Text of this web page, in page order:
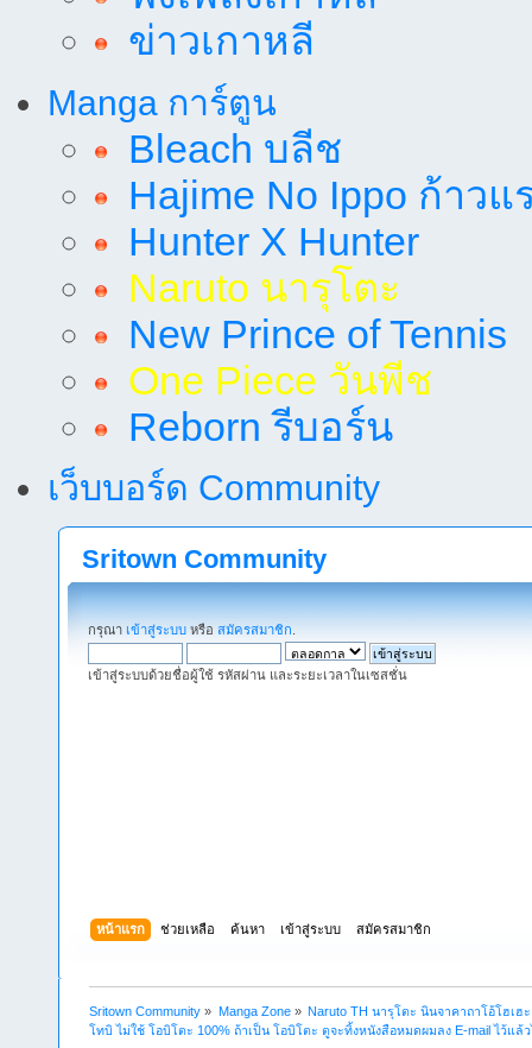
ข่าวเกาหลี
Manga การ์ตูน
Bleach บลีช
Hajime No Ippo ก้าวแ
Hunter X Hunter
Naruto นารุโตะ
New Prince of Tennis
One Piece วันพีช
Reborn รีบอร์น
เว็บบอร์ด Community
Sritown Community
กรุณา เข้าสู่ระบบ หรือ สมัครสมาชิก
เข้าสู่ระบบด้วยชื่อผู้ใช้ รหัสผ่าน และระยะเวลาในเซสชั่น
หน้าแรก ช่วยเหลือ ค้นหา เข้าสู่ระบบ สมัครสมาชิก
Sritown Community » Manga Zone» Naruto TH นารุโตะ นินจาคาถาโอ้โฮเฮ
โทบิ ไม่ใช้ โอบิโตะ 100% ถ้าเป็น โอบิโตะ ตูจะทิ้งหนังสือหมดผมลง E-mail ไว้แล้